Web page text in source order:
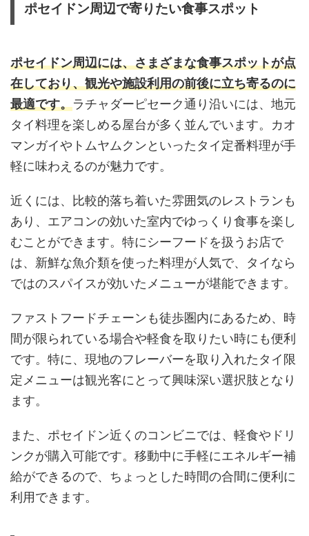
ポセイドン周辺で寄りたい食事スポット
ポセイドン周辺には、さまざまな食事スポットが点
在しており、観光や施設利用の前後に立ち寄るのに
最適です。ラチャダーピセーク通り沿いには、地元
タイ料理を楽しめる屋台が多く並んでいます。カオ
マンガイやトムヤムクンといったタイ定番料理が手
軽に味わえるのが魅力です。
近くには、比較的落ち着いた雰囲気のレストランも
あり、エアコンの効いた室内でゆっくり食事を楽し
むことができます。特にシーフードを扱うお店で
は、新鮮な魚介類を使った料理が人気で、タイなら
ではのスパイスが効いたメニューが堪能できます。
ファストフードチェーンも徒歩圏内にあるため、時
間が限られている場合や軽食を取りたい時にも便利
です。特に、現地のフレーバーを取り入れたタイ限
定メニューは観光客にとって興味深い選択肢となり
ます。
また、ポセイドン近くのコンビニでは、軽食やドリ
ンクが購入可能です。移動中に手軽にエネルギー補
給ができるので、ちょっとした時間の合間に便利に
利用できます。